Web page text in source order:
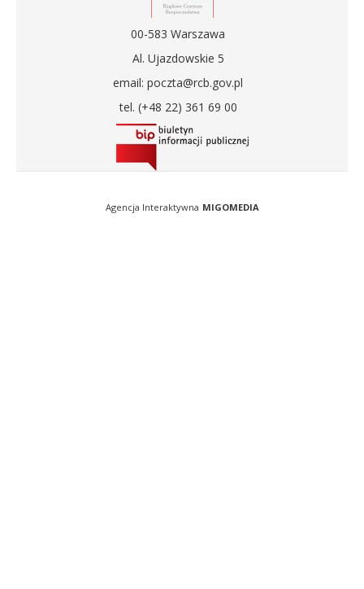
00-583 Warszawa
Al. Ujazdowskie 5
email: poczta@rcb.gov.pl
tel. (+48 22) 361 69 00
Agencja Interaktywna MIGOMEDIA